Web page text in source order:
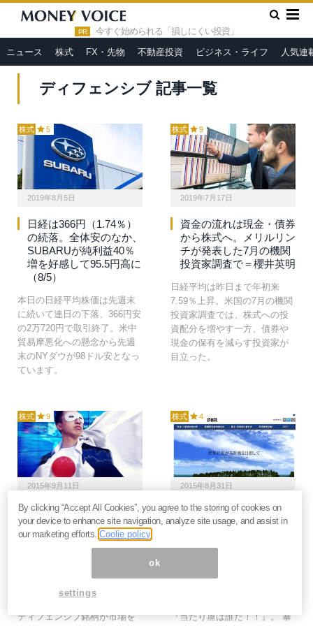
PR 今すぐ始められる「損しにくい投資」
ニュース 株式 FX・先物 不動産投資 ビジネス・ライフ 人気連
HOME » ディフェンシブ
ディフェンシブ 記事一覧
株式 5
2019年8月5日
日経は366円（1.74％）
の続落。全体安のなか、
SUBARUが純利益40％
増を好感して95.5円高に
（8/5）
本日の日経平均株価は先週末
に続いて連日の下落、366円安
の2万720円で取引終了。米中
貿易摩悪化への懸念から先週
末のNYダウが98ドル安となっ
ています。
株式 9
2019年7月17日
資金の流れは現金・債券
から株式へ。メリルリン
チが発表した7月の機関
投資家調査で＝櫻井英明
日経平均は昨日まで年初来
7.59％上昇。米国の7月の機関
投資家調査では、株式への投
資配分を増やす一方、債券や
現金の保有を減らす投資家が
目立った。
株式 9
2015年9月11日
「ディフェンシブ銘柄」
の値動きで考える、
2015年これからの日本
の値動きの荒さもさることな
ディフェンシブ銘柄が市場を
株式 4
2015年8月31日
31年ぶり高値更新！小
野薬品＜4528＞の牽引
剤「オプジーボ」
『当たり屋は誰だ！！』。“暴
By clicking “Accept All Cookies”, you agree to the storing of cookies on
your device to enhance site navigation, analyze site usage, and assist in
our marketing efforts.Coolie policy
ok
settings